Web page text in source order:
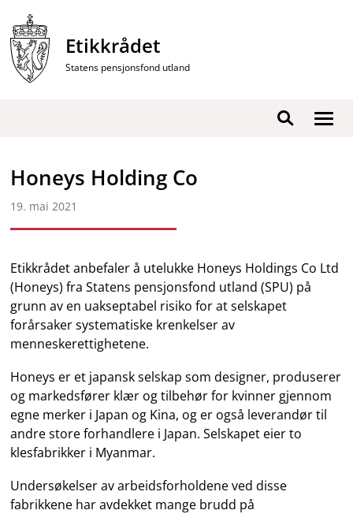
innhold
Etikkrådet
Statens pensjonsfond utland
Vis
Søk
Honeys Holding Co
19. mai 2021
Etikkrådet anbefaler å utelukke Honeys Holdings Co Ltd
(Honeys) fra Statens pensjonsfond utland (SPU) på
grunn av en uakseptabel risiko for at selskapet
forårsaker systematiske krenkelser av
menneskerettighetene.
Honeys er et japansk selskap som designer, produserer
og markedsfører klær og tilbehør for kvinner gjennom
egne merker i Japan og Kina, og er også leverandør til
andre store forhandlere i Japan. Selskapet eier to
klesfabrikker i Myanmar.
Undersøkelser av arbeidsforholdene ved disse
fabrikkene har avdekket mange brudd på